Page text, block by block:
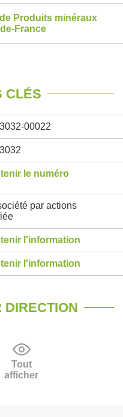
Produits minéraux
France
CLÉS
00022
le numéro
par actions
l'information
l'information
DIRECTION
Tout
afficher